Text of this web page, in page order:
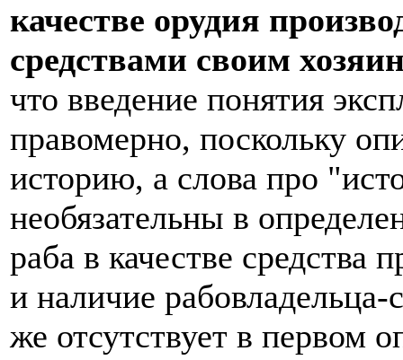
качестве орудия
средствами своим
что введение понятия
правомерно, поскольку
историю, а слова про
необязательны в
раба в качестве средства
и наличие рабовладельца-
же отсутствует в первом